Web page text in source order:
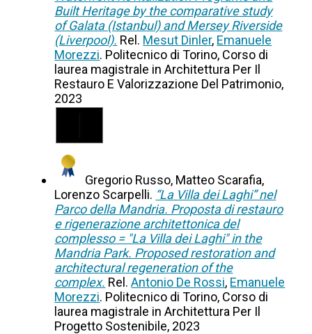
Built Heritage by the comparative study
of Galata (Istanbul) and Mersey Riverside
(Liverpool). Rel. Mesut Dinler, Emanuele
Morezzi. Politecnico di Torino, Corso di
laurea magistrale in Architettura Per Il
Restauro E Valorizzazione Del Patrimonio,
2023
Gregorio Russo, Matteo Scarafia,
Lorenzo Scarpelli. “La Villa dei Laghi” nel
Parco della Mandria. Proposta di restauro
e rigenerazione architettonica del
complesso = "La Villa dei Laghi" in the
Mandria Park. Proposed restoration and
architectural regeneration of the
complex. Rel.Antonio De Rossi, Emanuele
Morezzi. Politecnico di Torino, Corso di
laurea magistrale in Architettura Per Il
Progetto Sostenibile, 2023